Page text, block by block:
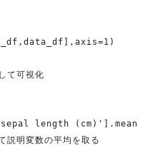
て可視化
length (cm)'].mean()
説明変数の平均を取る